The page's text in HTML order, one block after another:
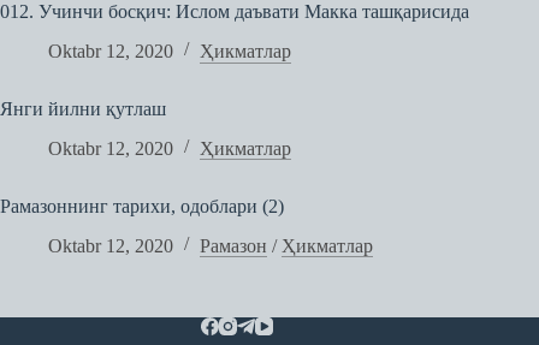
012. Учинчи босқич: Ислом даъвати Макка ташқарисида
Oktabr 12, 2020
Ҳикматлар
Янги йилни қутлаш
Oktabr 12, 2020
Ҳикматлар
Рамазоннинг тарихи, одоблари (2)
Oktabr 12, 2020
Рамазон / Ҳикматлар